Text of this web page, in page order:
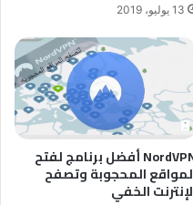
13 يوليو، 2019
NordVPN أفضل برنامج لفتح
المحجوبة وتصفح
الخفي